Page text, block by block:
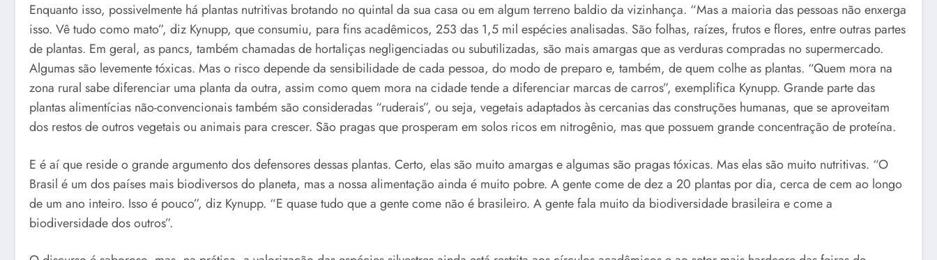
Enquanto isso, possivelmente há plantas nutritivas brotando no quintal da sua casa ou em algum terreno baldio da vizinhança. “Mas a maioria das pessoas não enxerga
isso. Vê tudo como mato”, diz Kynupp, que consumiu, para fins acadêmicos, 253 das 1,5 mil espécies analisadas. São folhas, raízes, frutos e flores, entre outras partes
de plantas. Em geral, as pancs, também chamadas de hortaliças negligenciadas ou subutilizadas, são mais amargas que as verduras compradas no supermercado.
Algumas são levemente tóxicas. Mas o risco depende da sensibilidade de cada pessoa, do modo de preparo e, também, de quem colhe as plantas. “Quem mora na
zona rural sabe diferenciar uma planta da outra, assim como quem mora na cidade tende a diferenciar marcas de carros”, exemplifica Kynupp. Grande parte das
plantas alimentícias não-convencionais também são consideradas “ruderais”, ou seja, vegetais adaptados às cercanias das construções humanas, que se aproveitam
dos restos de outros vegetais ou animais para crescer. São pragas que prosperam em solos ricos em nitrogênio, mas que possuem grande concentração de proteína.
E é aí que reside o grande argumento dos defensores dessas plantas. Certo, elas são muito amargas e algumas são pragas tóxicas. Mas elas são muito nutritivas. “O
Brasil é um dos países mais biodiversos do planeta, mas a nossa alimentação ainda é muito pobre. A gente come de dez a 20 plantas por dia, cerca de cem ao longo
de um ano inteiro. Isso é pouco”, diz Kynupp. “E quase tudo que a gente come não é brasileiro. A gente fala muito da biodiversidade brasileira e come a
biodiversidade dos outros”.